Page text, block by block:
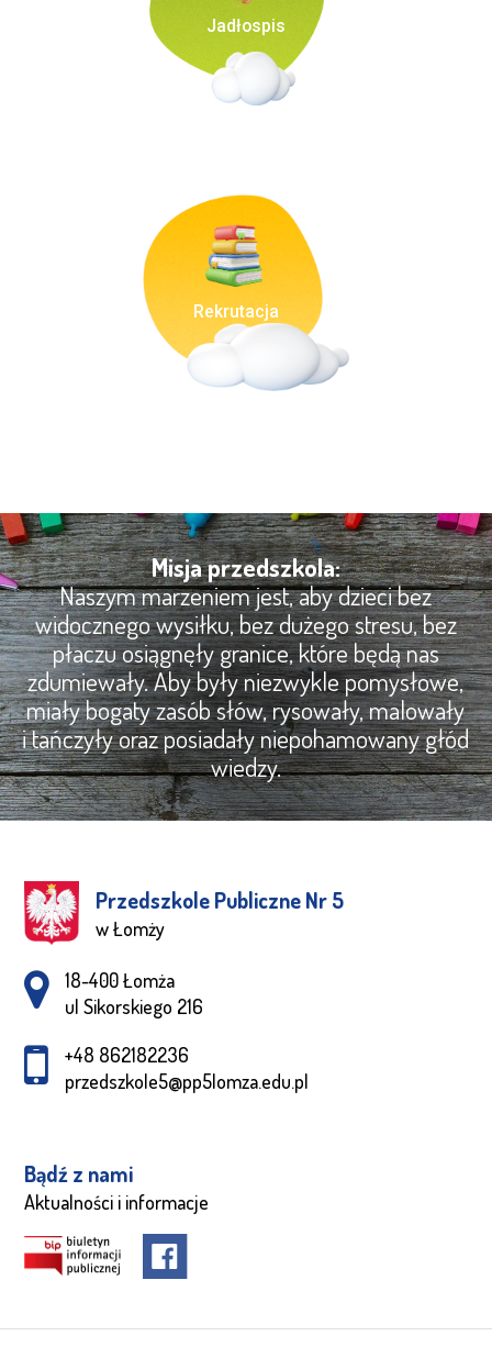
Jadłospis
Rekrutacja
Misja przedszkola:
Naszym marzeniem jest, aby dzieci bez
widocznego wysiłku, bez dużego stresu, bez
płaczu osiągnęły granice, które będą nas
zdumiewały. Aby były niezwykle pomysłowe,
miały bogaty zasób słów, rysowały, malowały
i tańczyły oraz posiadały niepohamowany głód
wiedzy.
Przedszkole Publiczne Nr 5
w Łomży
Adres pocztowy:
18-400 Łomża
ul Sikorskiego 216
+48 862182236
przedszkole5@pp5lomza.edu.pl
Bądź z nami
Aktualności i informacje